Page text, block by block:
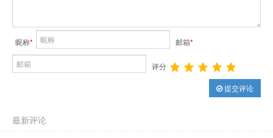
昵称* 邮箱*
评分
提交评论
最新评论